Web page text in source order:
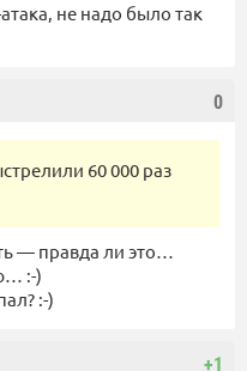
не надо было так
0
60 000 раз
— правда ли это…
:-)
:-)
+1